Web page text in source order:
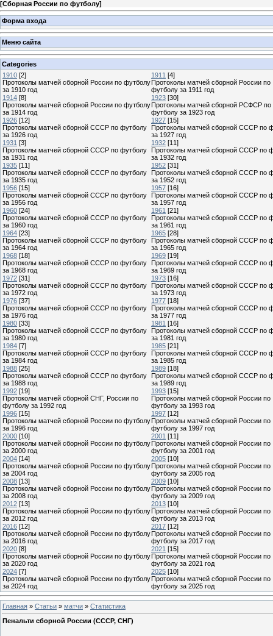
[Сборная России по футболу]
Форма входа
Меню сайта
Categories
1910 [2]
Протоколы матчей сборной России по футболу
за 1910 год
1911 [4]
Протоколы матчей сборной России по
футболу за 1911 год
1914 [8]
Протоколы матчей сборной России по футболу
за 1914 год
1923 [30]
Протоколы матчей сборной РСФСР по
футболу за 1923 год
1926 [12]
Протоколы матчей сборной СССР по футболу
за 1926 год
1927 [15]
Протоколы матчей сборной СССР по
за 1927 год
1931 [3]
Протоколы матчей сборной СССР по футболу
за 1931 год
1932 [11]
Протоколы матчей сборной СССР по
за 1932 год
1935 [11]
Протоколы матчей сборной СССР по футболу
за 1935 год
1952 [31]
Протоколы матчей сборной СССР по
за 1952 год
1956 [15]
Протоколы матчей сборной СССР по футболу
за 1956 год
1957 [16]
Протоколы матчей сборной СССР по
за 1957 год
1960 [24]
Протоколы матчей сборной СССР по футболу
за 1960 год
1961 [21]
Протоколы матчей сборной СССР по
за 1961 год
1964 [23]
Протоколы матчей сборной СССР по футболу
за 1964 год
1965 [28]
Протоколы матчей сборной СССР по
за 1965 год
1968 [18]
Протоколы матчей сборной СССР по футболу
за 1968 год
1969 [19]
Протоколы матчей сборной СССР по
за 1969 год
1972 [31]
Протоколы матчей сборной СССР по футболу
за 1972 год
1973 [16]
Протоколы матчей сборной СССР по
за 1973 год
1976 [37]
Протоколы матчей сборной СССР по футболу
за 1976 год
1977 [18]
Протоколы матчей сборной СССР по
за 1977 год
1980 [33]
Протоколы матчей сборной СССР по футболу
за 1980 год
1981 [16]
Протоколы матчей сборной СССР по
за 1981 год
1984 [7]
Протоколы матчей сборной СССР по футболу
за 1984 год
1985 [21]
Протоколы матчей сборной СССР по
за 1985 год
1988 [25]
Протоколы матчей сборной СССР по футболу
за 1988 год
1989 [18]
Протоколы матчей сборной СССР по
за 1989 год
1992 [19]
Протоколы матчей сборной СНГ, России по
футболу за 1992 год
1993 [15]
Протоколы матчей сборной России по
футболу за 1993 год
1996 [15]
Протоколы матчей сборной России по футболу
за 1996 год
1997 [12]
Протоколы матчей сборной России по
футболу за 1997 год
2000 [10]
Протоколы матчей сборной России по футболу
за 2000 год
2001 [11]
Протоколы матчей сборной России по
футболу за 2001 год
2004 [14]
Протоколы матчей сборной России по футболу
за 2004 год
2005 [10]
Протоколы матчей сборной России по
футболу за 2005 год
2008 [13]
Протоколы матчей сборной России по футболу
за 2008 год
2009 [10]
Протоколы матчей сборной России по
футболу за 2009 год
2012 [13]
Протоколы матчей сборной России по футболу
за 2012 год
2013 [10]
Протоколы матчей сборной России по
футболу за 2013 год
2016 [12]
Протоколы матчей сборной России по футболу
за 2016 год
2017 [12]
Протоколы матчей сборной России по
футболу за 2017 год
2020 [8]
Протоколы матчей сборной России по футболу
за 2020 год
2021 [15]
Протоколы матчей сборной России по
футболу за 2021 год
2024 [7]
Протоколы матчей сборной России по футболу
за 2024 год
2025 [10]
Протоколы матчей сборной России по
футболу за 2025 год
Главная » Статьи » матчи » Статистика
Пенальти сборной России (СССР, СНГ)